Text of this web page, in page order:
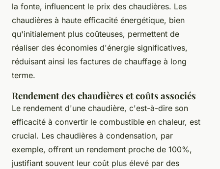
la fonte, influencent le prix des chaudières. Les
chaudières à haute efficacité énergétique, bien
qu'initialement plus coûteuses, permettent de
réaliser des économies d'énergie significatives,
réduisant ainsi les factures de chauffage à long
terme.
Rendement des chaudières et coûts associés
Le rendement d'une chaudière, c'est-à-dire son
efficacité à convertir le combustible en chaleur, est
crucial. Les chaudières à condensation, par
exemple, offrent un rendement proche de 100%,
justifiant souvent leur coût plus élevé par des